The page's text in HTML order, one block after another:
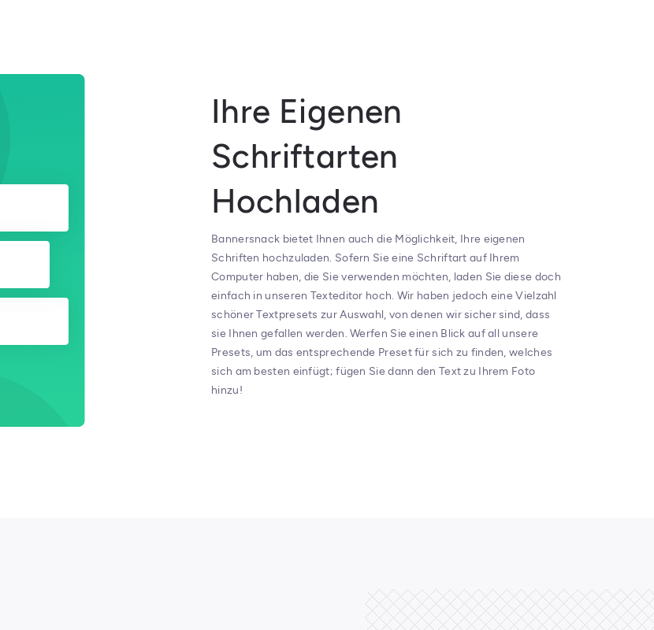
Ihre Eigenen
Schriftarten
Hochladen
Bannersnack bietet Ihnen auch die Möglichkeit, Ihre eigenen
Schriften hochzuladen. Sofern Sie eine Schriftart auf Ihrem
Computer haben, die Sie verwenden möchten, laden Sie diese doch
einfach in unseren Texteditor hoch. Wir haben jedoch eine Vielzahl
schöner Textpresets zur Auswahl, von denen wir sicher sind, dass
sie Ihnen gefallen werden. Werfen Sie einen Blick auf all unsere
Presets, um das entsprechende Preset für sich zu finden, welches
sich am besten einfügt; fügen Sie dann den Text zu Ihrem Foto
hinzu!